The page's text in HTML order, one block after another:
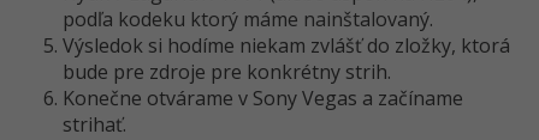
podľa kodeku ktorý máme nainštalovaný.
Výsledok si hodíme niekam zvlášť do zložky, ktorá
bude pre zdroje pre konkrétny strih.
Konečne otvárame v Sony Vegas a začíname
strihať.